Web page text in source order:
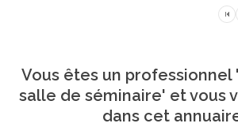
Vous êtes un
salle de séminaire' et vous
dans cet